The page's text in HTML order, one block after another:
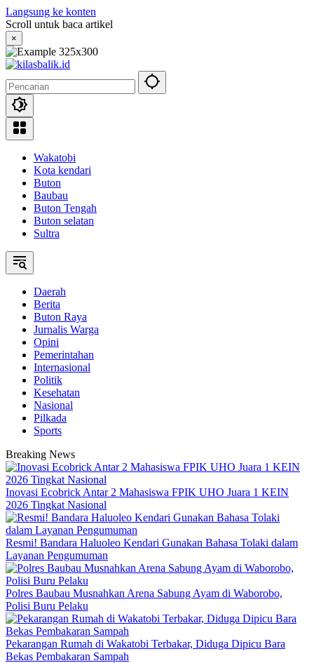
Langsung ke konten
Scroll untuk baca artikel
×
Wakatobi
Kota kendari
Buton
Baubau
Buton Tengah
Buton selatan
Sultra
Daerah
Berita
Buton Raya
Jurnalis Warga
Opini
Pemerintahan
Internasional
Politik
Kesehatan
Nasional
Pilkada
Sports
Breaking News
Inovasi Ecobrick Antar 2 Mahasiswa FPIK UHO Juara 1 KEIN
2026 Tingkat Nasional
Resmi! Bandara Haluoleo Kendari Gunakan Bahasa Tolaki dalam
Layanan Pengumuman
Polres Baubau Musnahkan Arena Sabung Ayam di Waborobo,
Polisi Buru Pelaku
Pekarangan Rumah di Wakatobi Terbakar, Diduga Dipicu Bara
Bekas Pembakaran Sampah